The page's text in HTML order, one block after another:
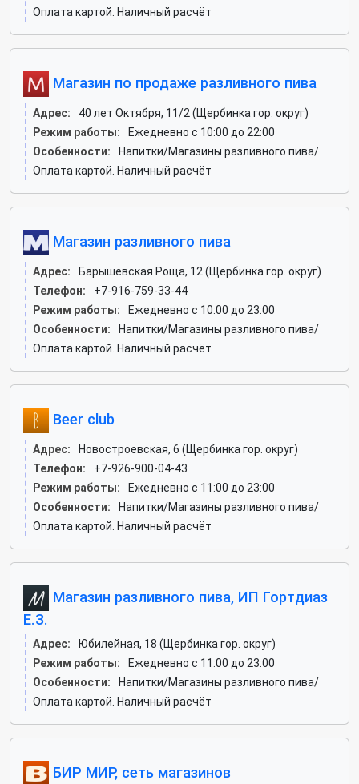
Оплата картой. Наличный расчёт
Магазин по продаже разливного пива
Адрес:
40 лет Октября, 11/2 (Щербинка гор. округ)
Режим работы:
Ежедневно с 10:00 до 22:00
Особенности:
Напитки/Магазины разливного пива/
Оплата картой. Наличный расчёт
Магазин разливного пива
Адрес:
Барышевская Роща, 12 (Щербинка гор. округ)
Телефон:
+7-916-759-33-44
Режим работы:
Ежедневно с 10:00 до 23:00
Особенности:
Напитки/Магазины разливного пива/
Оплата картой. Наличный расчёт
Beer club
Адрес:
Новостроевская, 6 (Щербинка гор. округ)
Телефон:
+7-926-900-04-43
Режим работы:
Ежедневно с 11:00 до 23:00
Особенности:
Напитки/Магазины разливного пива/
Оплата картой. Наличный расчёт
Магазин разливного пива, ИП Гортдиаз
Е.З.
Адрес:
Юбилейная, 18 (Щербинка гор. округ)
Режим работы:
Ежедневно с 11:00 до 23:00
Особенности:
Напитки/Магазины разливного пива/
Оплата картой. Наличный расчёт
БИР МИР, сеть магазинов